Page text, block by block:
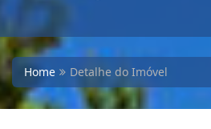
Home Detalhe do Imóvel